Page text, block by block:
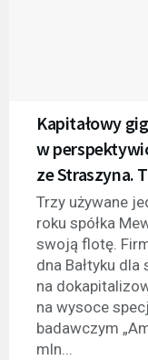
Kapitałowy
w
ze Straszyna.
Trzy używane
roku spółka
swoją flotę.
dna Bałtyku
na
na wysoce
badawczym
mln...